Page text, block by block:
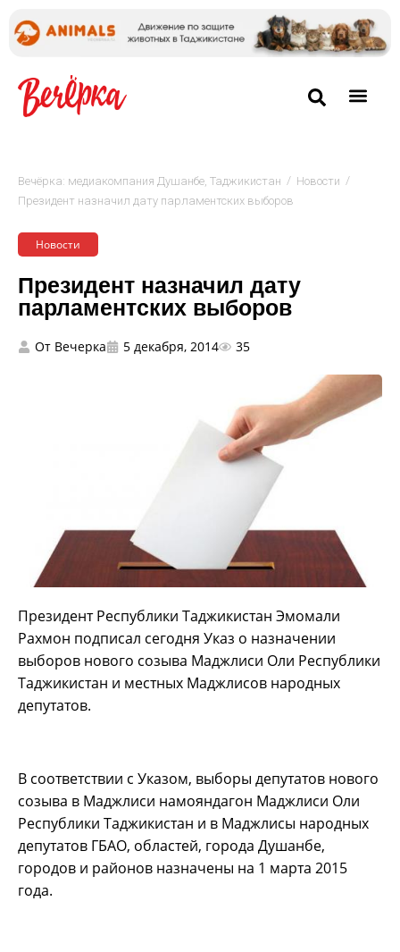
Вечёрка: медиакомпания Душанбе, Таджикистан / Новости /
Президент назначил дату парламентских выборов
Новости
Президент назначил дату
парламентских выборов
От Вечерка 5 декабря, 2014 35
Президент Республики Таджикистан Эмомали
Рахмон подписал сегодня Указ о назначении
выборов нового созыва Маджлиси Оли Республики
Таджикистан и местных Маджлисов народных
депутатов.
В соответствии с Указом, выборы депутатов нового
созыва в Маджлиси намояндагон Маджлиси Оли
Республики Таджикистан и в Маджлисы народных
депутатов ГБАО, областей, города Душанбе,
городов и районов назначены на 1 марта 2015
года.